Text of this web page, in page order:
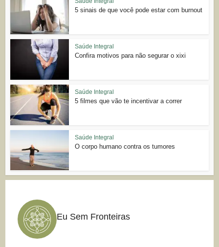
5 sinais de que você pode estar com burnout
Saúde Integral
Confira motivos para não segurar o xixi
Saúde Integral
5 filmes que vão te incentivar a correr
Saúde Integral
O corpo humano contra os tumores
Eu Sem Fronteiras